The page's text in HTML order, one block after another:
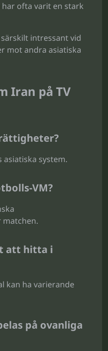
ofta varit en stark
intressant vid
mot andra asiatiska
Iran på TV
asiatiska system.
VM?
att hitta i
kan ha varierande
på ovanliga